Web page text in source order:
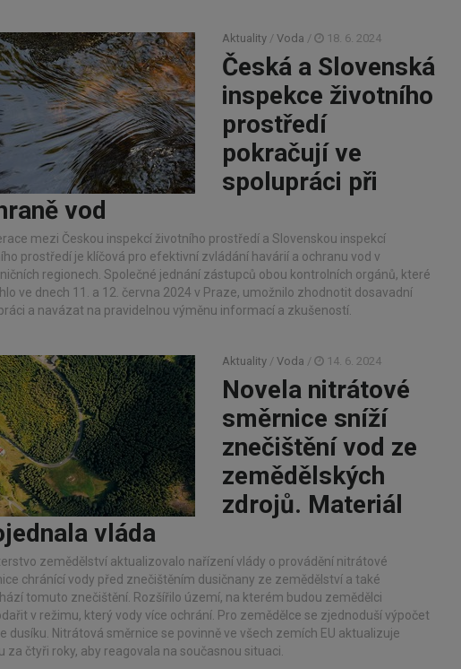
Aktuality / Voda / 18. 6. 2024
Česká a Slovenská
inspekce životního
prostředí
pokračují ve
spolupráci při
vod
mezi Českou inspekcí životního prostředí a Slovenskou inspekcí
prostředí je klíčová pro efektivní zvládání havárií a ochranu vod v
regionech. Společné jednání zástupců obou kontrolních orgánů, které
ve dnech 11. a 12. června 2024 v Praze, umožnilo zhodnotit dosavadní
a navázat na pravidelnou výměnu informací a zkušeností.
Aktuality / Voda / 14. 6. 2024
Novela nitrátové
směrnice sníží
znečištění vod ze
zemědělských
zdrojů. Materiál
vláda
zemědělství aktualizovalo nařízení vlády o provádění nitrátové
chránící vody před znečištěním dusičnany ze zemědělství a také
tomuto znečištění. Rozšířilo území, na kterém budou zemědělci
v režimu, který vody více ochrání. Pro zemědělce se zjednoduší výpočet
dusíku. Nitrátová směrnice se povinně ve všech zemích EU aktualizuje
za čtyři roky, aby reagovala na současnou situaci.